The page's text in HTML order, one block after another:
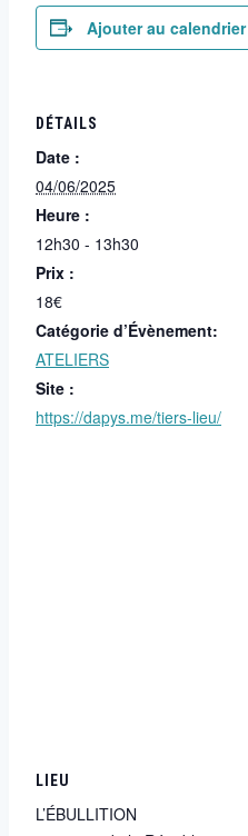
Ajouter au calendrier
DÉTAILS
Date :
04/06/2025
Heure :
12h30 - 13h30
Prix :
18€
Catégorie d’Évènement:
ATELIERS
Site :
https://dapys.me/tiers-lieu/
LIEU
L’ÉBULLITION